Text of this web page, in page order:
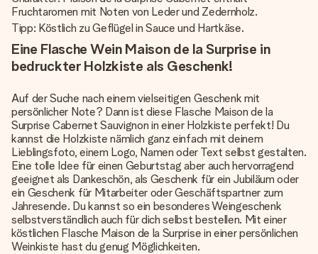
Fruchtaromen mit Noten von Leder und Zedernholz.
Tipp: Köstlich zu Geflügel in Sauce und Hartkäse.
Eine Flasche Wein Maison de la Surprise in
bedruckter Holzkiste als Geschenk!
Auf der Suche nach einem vielseitigen Geschenk mit
persönlicher Note? Dann ist diese Flasche Maison de la
Surprise Cabernet Sauvignon in einer Holzkiste perfekt! Du
kannst die Holzkiste nämlich ganz einfach mit deinem
Lieblingsfoto, einem Logo, Namen oder Text selbst gestalten.
Eine tolle Idee für einen Geburtstag aber auch hervorragend
geeignet als Dankeschön, als Geschenk für ein Jubiläum oder
ein Geschenk für Mitarbeiter oder Geschäftspartner zum
Jahresende. Du kannst so ein besonderes Weingeschenk
selbstverständlich auch für dich selbst bestellen. Mit einer
köstlichen Flasche Maison de la Surprise in einer persönlichen
Weinkiste hast du genug Möglichkeiten.